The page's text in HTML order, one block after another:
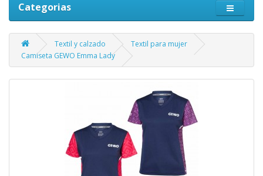
Categorias
Textil y calzado
Textil para mujer
Camiseta GEWO Emma Lady